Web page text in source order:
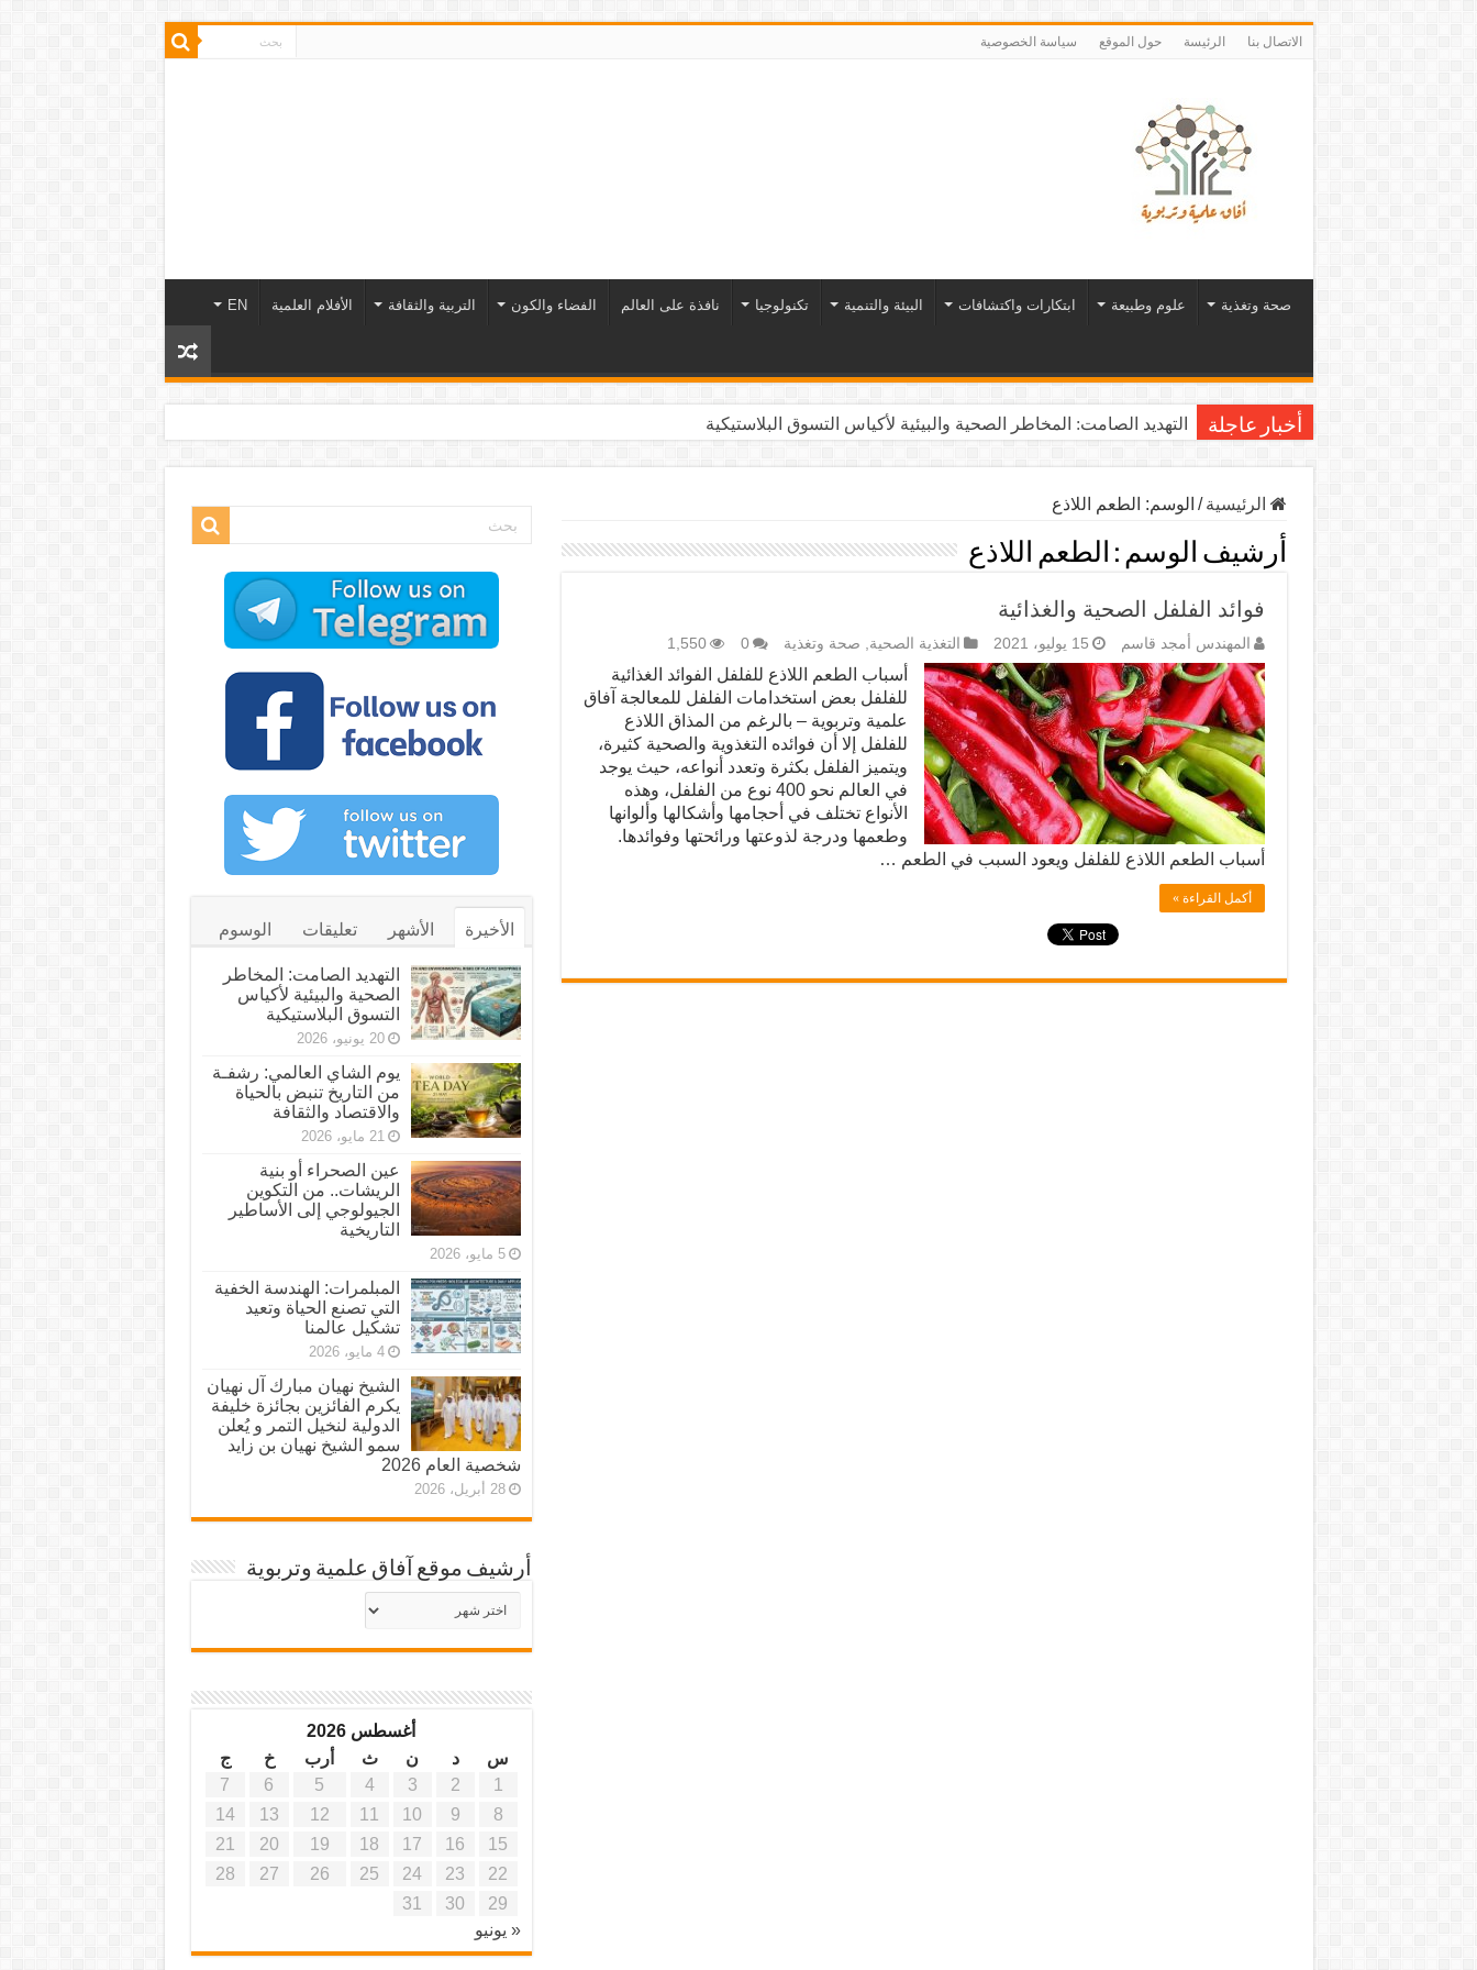
الاتصال بنا الرئيسة حول الموقع سياسة الخصوصية
صحة وتغذية علوم وطبيعة ابتكارات واكتشافات البيئة والتنمية تكنولوجيا نافذة على العالم الفضاء والكون التربية والثقافة الأفلام العلمية EN
أخبار عاجلة التهديد الصامت: المخاطر الصحية والبيئية لأكياس التسوق البلاستيكية
الرئيسية / الوسم: الطعم اللاذع
أرشيف الوسم : الطعم اللاذع
فوائد الفلفل الصحية والغذائية
المهندس أمجد قاسم 15 يوليو، 2021 التغذية الصحية, صحة وتغذية 0
1,550
أسباب الطعم اللاذع للفلفل الفوائد الغذائية
للفلفل بعض استخدامات الفلفل للمعالجة آفاق
علمية وتربوية – بالرغم من المذاق اللاذع
للفلفل إلا أن فوائده التغذوية والصحية كثيرة،
ويتميز الفلفل بكثرة وتعدد أنواعه، حيث يوجد
في العالم نحو 400 نوع من الفلفل، وهذه
الأنواع تختلف في أحجامها وأشكالها وألوانها
وطعمها ودرجة لذوعتها ورائحتها وفوائدها.
أسباب الطعم اللاذع للفلفل ويعود السبب في الطعم …
أكمل القراءة »
الأخيرة الأشهر تعليقات الوسوم
التهديد الصامت: المخاطر
الصحية والبيئية لأكياس
التسوق البلاستيكية
20 يونيو، 2026
يوم الشاي العالمي: رشفـة
من التاريخ تنبض بالحياة
والاقتصاد والثقافة
21 مايو، 2026
عين الصحراء أو بنية
الريشات.. من التكوين
الجيولوجي إلى الأساطير
التاريخية
5 مايو، 2026
المبلمرات: الهندسة الخفية
التي تصنع الحياة وتعيد
تشكيل عالمنا
4 مايو، 2026
الشيخ نهيان مبارك آل نهيان
يكرم الفائزين بجائزة خليفة
الدولية لنخيل التمر و يُعلن
سمو الشيخ نهيان بن زايد
شخصية العام 2026
28 أبريل، 2026
أرشيف موقع آفاق علمية وتربوية
أرشيف
موقع
أغسطس 2026
س
د ن ث أرب خ
ج
1
2
3
4
5
6
7
8
9
10
11
12
13
14
15
16
17
18
19
20
21
22
23
24
25
26
27
28
29
30
31
« يونيو